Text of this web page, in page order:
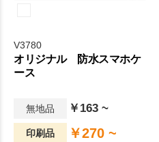
V3780
オリジナル 防水スマホケ
ース
無地品 ￥163 ~
印刷品 ￥270 ~